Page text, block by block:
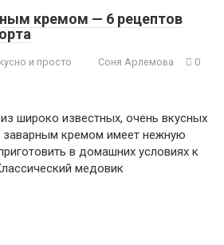
кремом — 6 рецептов
и просто Соня Арлемова 0
широко известных, очень вкусных
кремом имеет нежную
в домашних условиях к
медовик